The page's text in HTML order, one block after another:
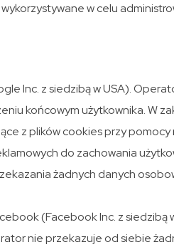
w celu
Inc. z siedzibą w USA).
końcowym użytkownika. W
z plików cookies przy
do zachowania
żadnych danych
(Facebook Inc. z siedzibą
nie przekazuje od siebie